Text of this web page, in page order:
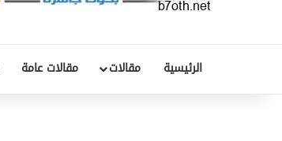
الرئيسية مقالات مقالات عامة